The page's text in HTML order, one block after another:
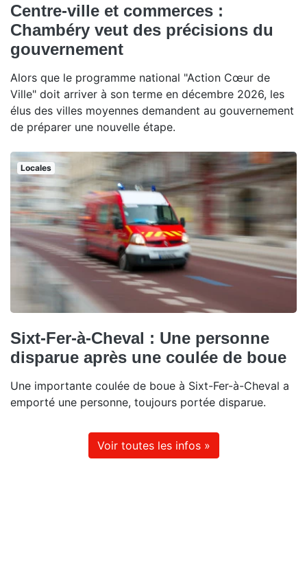
Centre-ville et commerces :
Chambéry veut des précisions du
gouvernement
Alors que le programme national "Action Cœur de
Ville" doit arriver à son terme en décembre 2026, les
élus des villes moyennes demandent au gouvernement
de préparer une nouvelle étape.
Locales
Sixt-Fer-à-Cheval : Une personne
disparue après une coulée de boue
Une importante coulée de boue à Sixt-Fer-à-Cheval a
emporté une personne, toujours portée disparue.
Voir toutes les infos »